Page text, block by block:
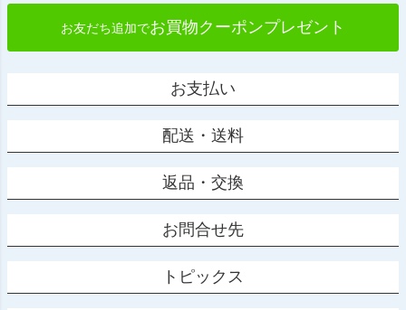
お友だち追加でお買物クーポンプレゼント
お支払い
配送・送料
返品・交換
お問合せ先
トピックス